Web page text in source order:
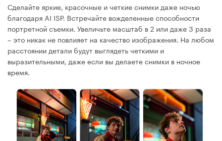
Сделайте яркие, красочные и четкие снимки даже ночью
благодаря AI ISP. Встречайте вожделенные способности
портретной съемки. Увеличьте масштаб в 2 или даже 3 раза
– это никак не повлияет на качество изображения. На любом
расстоянии детали будут выглядеть четкими и
выразительными, даже если вы делаете снимки в ночное
время.